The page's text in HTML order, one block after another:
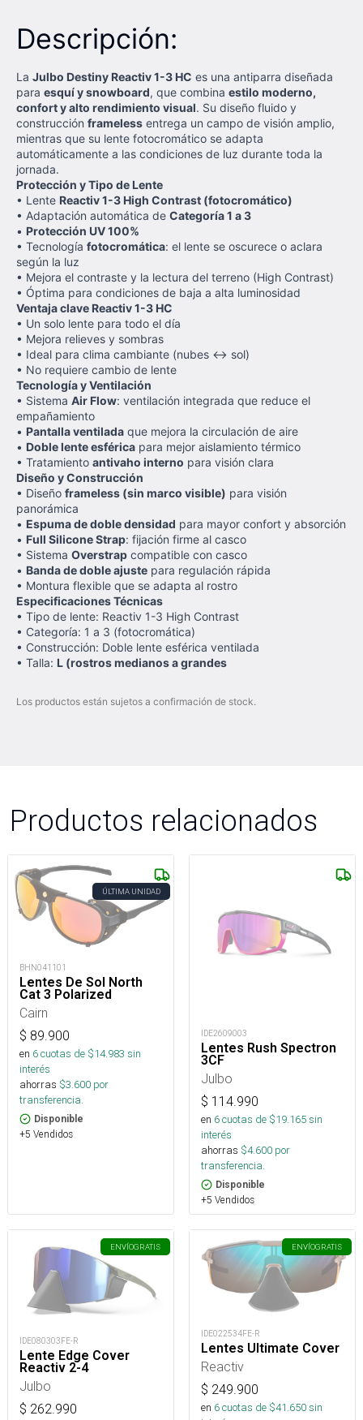
Descripción:
La Julbo Destiny Reactiv 1-3 HC es una antiparra diseñada
para esquí y snowboard, que combina estilo moderno,
confort y alto rendimiento visual. Su diseño fluido y
construcción frameless entrega un campo de visión amplio,
mientras que su lente fotocromático se adapta
automáticamente a las condiciones de luz durante toda la
jornada.
Protección y Tipo de Lente
• Lente Reactiv 1-3 High Contrast (fotocromático)
• Adaptación automática de Categoría 1 a 3
• Protección UV 100%
• Tecnología fotocromática: el lente se oscurece o aclara
según la luz
• Mejora el contraste y la lectura del terreno (High Contrast)
• Óptima para condiciones de baja a alta luminosidad
Ventaja clave Reactiv 1-3 HC
• Un solo lente para todo el día
• Mejora relieves y sombras
• Ideal para clima cambiante (nubes ↔ sol)
• No requiere cambio de lente
Tecnología y Ventilación
• Sistema Air Flow: ventilación integrada que reduce el
empañamiento
• Pantalla ventilada que mejora la circulación de aire
• Doble lente esférica para mejor aislamiento térmico
• Tratamiento antivaho interno para visión clara
Diseño y Construcción
• Diseño frameless (sin marco visible) para visión
panorámica
• Espuma de doble densidad para mayor confort y absorción
• Full Silicone Strap: fijación firme al casco
• Sistema Overstrap compatible con casco
• Banda de doble ajuste para regulación rápida
• Montura flexible que se adapta al rostro
Especificaciones Técnicas
• Tipo de lente: Reactiv 1-3 High Contrast
• Categoría: 1 a 3 (fotocromática)
• Construcción: Doble lente esférica ventilada
• Talla: L (rostros medianos a grandes
Los productos están sujetos a confirmación de stock.
Productos relacionados
ÚLTIMA UNIDAD
BHN041101
Lentes De Sol North
Cat 3 Polarized
Cairn
$ 89.900
en 6cuotas de $14.983 sin
interés
ahorras $3.600 por
transferencia.
Disponible
+5 Vendidos
IDE2609003
Lentes Rush Spectron
3CF
Julbo
$ 114.990
en 6cuotas de $19.165sin
interés
ahorras $4.600 por
transferencia.
Disponible
+5 Vendidos
ENVÍOGRATIS
IDE080303FE-R
Lente Edge Cover
Reactiv 2-4
Julbo
$ 262.990
ENVÍOGRATIS
IDE022534FE-R
Lentes Ultimate Cover
Reactiv
$ 249.900
en 6cuotas de $41.650sin